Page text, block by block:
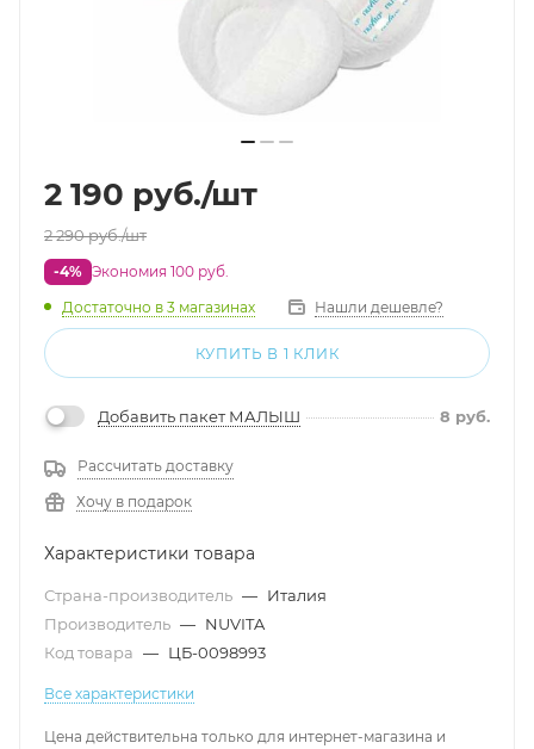
2 190 руб./шт
2 290руб./шт
-4% Экономия 100 руб.
Достаточно в 3 магазинах Нашли дешевле?
КУПИТЬ В 1 КЛИК
Добавить пакет МАЛЫШ 8 руб.
Рассчитать доставку
Хочу в подарок
Характеристики товара
Страна-производитель — Италия
Производитель — NUVITA
Код товара — ЦБ-0098993
Все характеристики
Цена действительна только для интернет-магазина и